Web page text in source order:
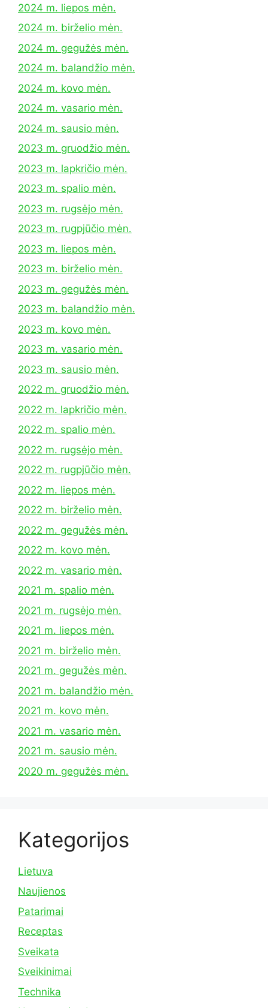
2024 m. liepos mėn.
2024 m. birželio mėn.
2024 m. gegužės mėn.
2024 m. balandžio mėn.
2024 m. kovo mėn.
2024 m. vasario mėn.
2024 m. sausio mėn.
2023 m. gruodžio mėn.
2023 m. lapkričio mėn.
2023 m. spalio mėn.
2023 m. rugsėjo mėn.
2023 m. rugpjūčio mėn.
2023 m. liepos mėn.
2023 m. birželio mėn.
2023 m. gegužės mėn.
2023 m. balandžio mėn.
2023 m. kovo mėn.
2023 m. vasario mėn.
2023 m. sausio mėn.
2022 m. gruodžio mėn.
2022 m. lapkričio mėn.
2022 m. spalio mėn.
2022 m. rugsėjo mėn.
2022 m. rugpjūčio mėn.
2022 m. liepos mėn.
2022 m. birželio mėn.
2022 m. gegužės mėn.
2022 m. kovo mėn.
2022 m. vasario mėn.
2021 m. spalio mėn.
2021 m. rugsėjo mėn.
2021 m. liepos mėn.
2021 m. birželio mėn.
2021 m. gegužės mėn.
2021 m. balandžio mėn.
2021 m. kovo mėn.
2021 m. vasario mėn.
2021 m. sausio mėn.
2020 m. gegužės mėn.
Kategorijos
Lietuva
Naujienos
Patarimai
Receptas
Sveikata
Sveikinimai
Technika